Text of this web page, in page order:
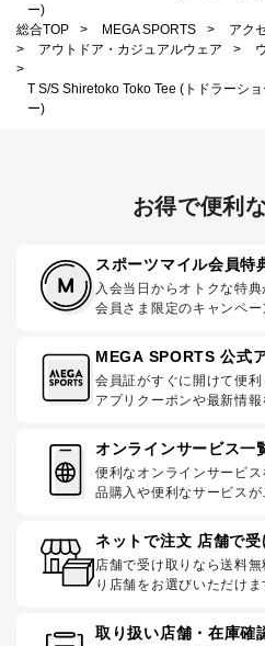
ー)
総合TOP
> MEGA SPORTS >
アク
>
アウトドア・カジュアルウェア >
>
T S/S Shiretoko Toko Tee (トドラーシ
ー)
お得で便利
スポーツマイル会員特
入会当日からオトクな特典
会員さま限定のキャンペー
MEGA SPORTS 公式
会員証がすぐに開けて便利
アプリクーポンや最新情報
オンラインサービス一
便利なオンラインサービ
品購入や便利なサービスが
ネットで注文 店舗で受
店舗で受け取りなら送料
り店舗をお選びいただけま
取り扱い店舗・在庫確